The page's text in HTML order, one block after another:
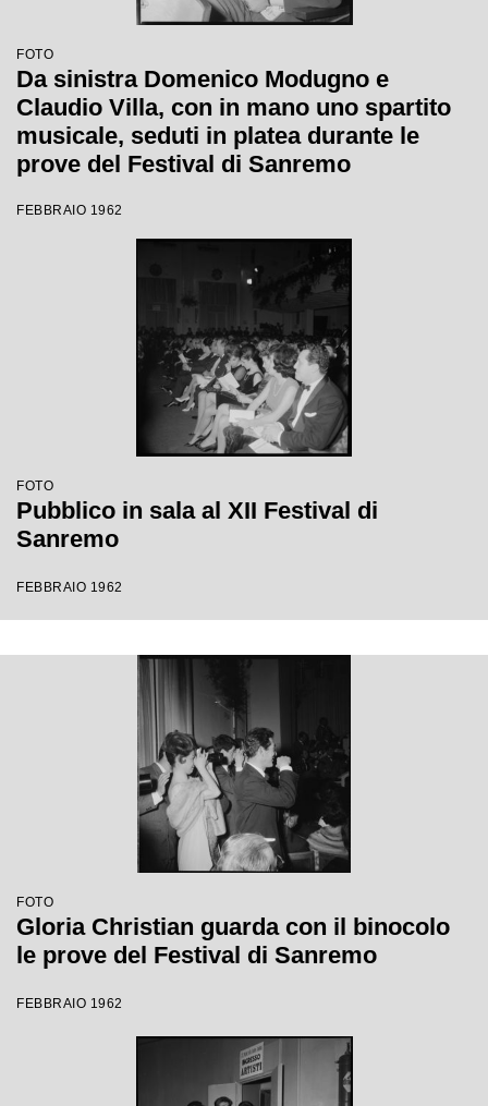
FOTO
Da sinistra Domenico Modugno e
Claudio Villa, con in mano uno spartito
musicale, seduti in platea durante le
prove del Festival di Sanremo
FEBBRAIO 1962
FOTO
Pubblico in sala al XII Festival di
Sanremo
FEBBRAIO 1962
FOTO
Gloria Christian guarda con il binocolo
le prove del Festival di Sanremo
FEBBRAIO 1962